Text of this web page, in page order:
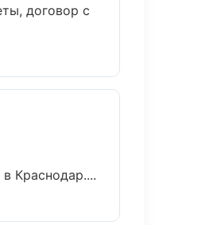
договор с
Краснодар....